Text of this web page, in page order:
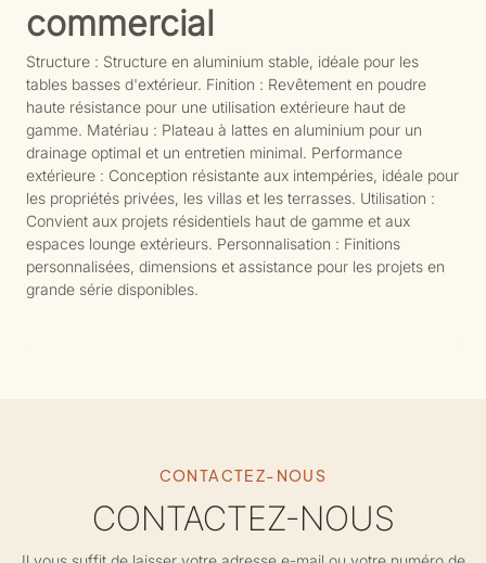
commercial
Structure : Structure en aluminium stable, idéale pour les
tables basses d'extérieur. Finition : Revêtement en poudre
haute résistance pour une utilisation extérieure haut de
gamme. Matériau : Plateau à lattes en aluminium pour un
drainage optimal et un entretien minimal. Performance
extérieure : Conception résistante aux intempéries, idéale pour
les propriétés privées, les villas et les terrasses. Utilisation :
Convient aux projets résidentiels haut de gamme et aux
espaces lounge extérieurs. Personnalisation : Finitions
personnalisées, dimensions et assistance pour les projets en
grande série disponibles.
CONTACTEZ-NOUS
CONTACTEZ-NOUS